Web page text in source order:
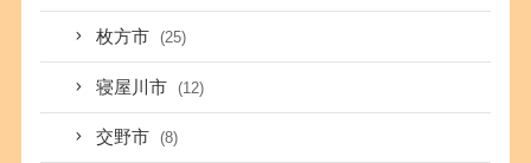
枚方市 (25)
寝屋川市 (12)
交野市 (8)